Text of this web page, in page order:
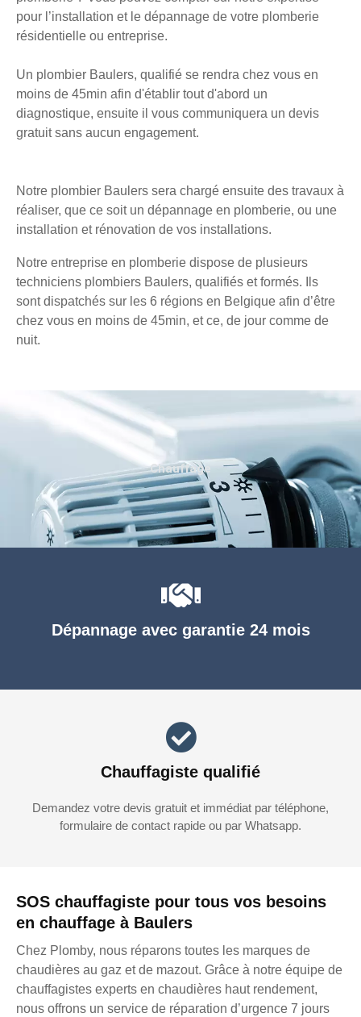
pour l’installation et le dépannage de votre plomberie
résidentielle ou entreprise.
Un plombier Baulers, qualifié se rendra chez vous en
moins de 45min afin d'établir tout d'abord un
diagnostique, ensuite il vous communiquera un devis
gratuit sans aucun engagement.
Notre plombier Baulers sera chargé ensuite des travaux à
réaliser, que ce soit un dépannage en plomberie, ou une
installation et rénovation de vos installations.
Notre entreprise en plomberie dispose de plusieurs
techniciens plombiers Baulers, qualifiés et formés. Ils
sont dispatchés sur les 6 régions en Belgique afin d’être
chez vous en moins de 45min, et ce, de jour comme de
nuit.
SOS chauffagiste pour tous vos besoins
en chauffage à Baulers
Chez Plomby, nous réparons toutes les marques de
chaudières au gaz et de mazout. Grâce à notre équipe de
chauffagistes experts en chaudières haut rendement,
nous offrons un service de réparation d’urgence 7 jours
Dépannage avec garantie 24 mois
Chauffagiste qualifié
Demandez votre devis gratuit et immédiat par téléphone,
formulaire de contact rapide ou par Whatsapp.
Chauffage